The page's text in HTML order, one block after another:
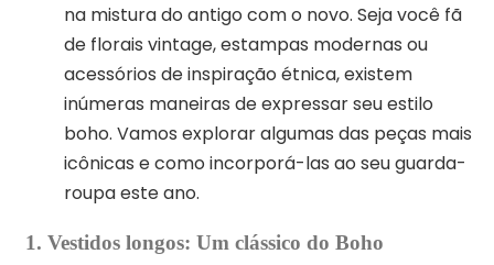
na mistura do antigo com o novo. Seja você fã
de florais vintage, estampas modernas ou
acessórios de inspiração étnica, existem
inúmeras maneiras de expressar seu estilo
boho. Vamos explorar algumas das peças mais
icônicas e como incorporá-las ao seu guarda-
roupa este ano.
1. Vestidos longos: Um clássico do Boho